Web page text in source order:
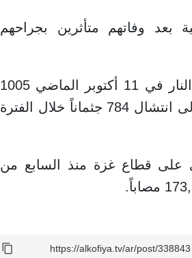
بعد وفاتهم متأثرين بجراحهم
ووفق الوزارة، بلغ إجمالي عدد الشهداء منذ وقف إطلاق النار في 11 أكتوبر الماضي 1005
شهداء، فيما وصل عدد المصابين إلى 3157 إصابة، إضافة إلى انتشال 784 جثماناً خلال الفترة
على قطاع غزة منذ السابع من